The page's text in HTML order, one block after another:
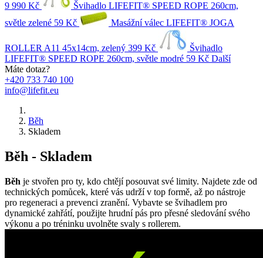
9 990 Kč
Švihadlo LIFEFIT® SPEED ROPE 260cm,
světle zelené 59 Kč Masážní válec LIFEFIT® JOGA
ROLLER A11 45x14cm, zelený 399 Kč
Švihadlo
LIFEFIT® SPEED ROPE 260cm, světle modré 59 Kč Další
Máte dotaz?
+420 733 740 100
info@lifefit.eu
Běh
Skladem
Běh - Skladem
Běh je stvořen pro ty, kdo chtějí posouvat své limity. Najdete zde od
technických pomůcek, které vás udrží v top formě, až po nástroje
pro regeneraci a prevenci zranění. Vybavte se švihadlem pro
dynamické zahřátí, použijte hrudní pás pro přesné sledování svého
výkonu a po tréninku uvolněte svaly s rollerem.